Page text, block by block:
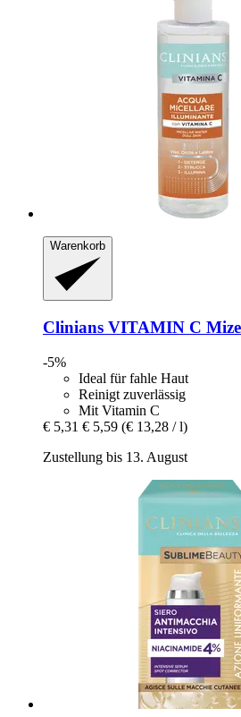
Warenkorb
Clinians VITAMIN C
-5%
Ideal für fahle Haut
Reinigt zuverlässig
Mit Vitamin C
€ 5,31 € 5,59 (€ 13,28 / l)
Zustellung bis 13. August